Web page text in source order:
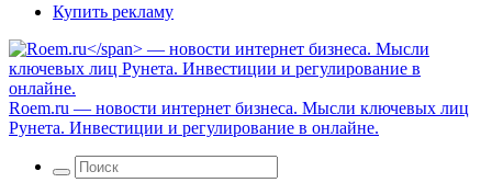
Купить рекламу
Roem.ru — новости интернет бизнеса. Мысли ключевых лиц
Рунета. Инвестиции и регулирование в онлайне.